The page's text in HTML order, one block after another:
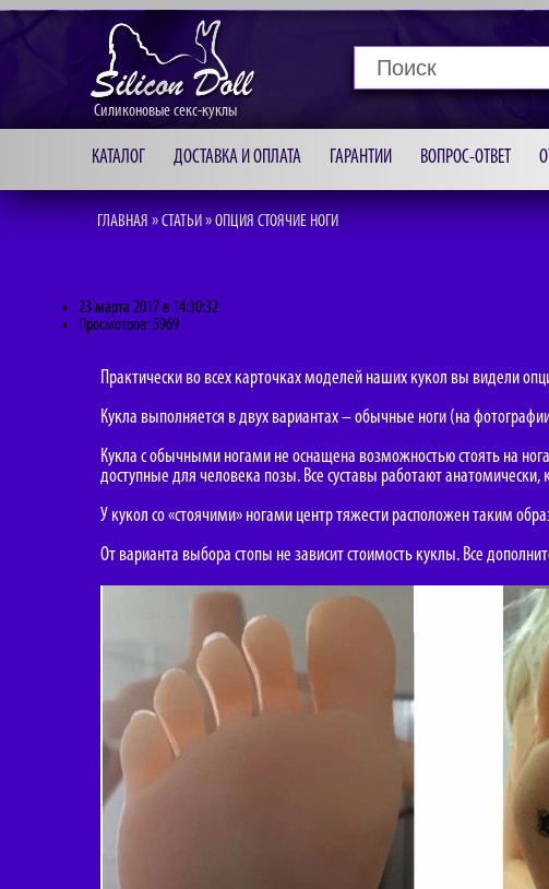
Силиконовые секс-куклы
КАТАЛОГ ДОСТАВКА И ОПЛАТА ГАРАНТИИ ВОПРОС-ОТВЕТ
ГЛАВНАЯ »СТАТЬИ »ОПЦИЯ СТОЯЧИЕ НОГИ
23 марта 2017 в 14:30:32
Просмотров: 5969
Практически во всех карточках моделей наших кукол вы видели
Кукла выполняется в двух вариантах – обычные ноги (на
Кукла с обычными ногами не оснащена возможностью стоять на
доступные для человека позы. Все суставы работают анатомически,
У кукол со «стоячими» ногами центр тяжести расположен таким
От варианта выбора стопы не зависит стоимость куклы. Все